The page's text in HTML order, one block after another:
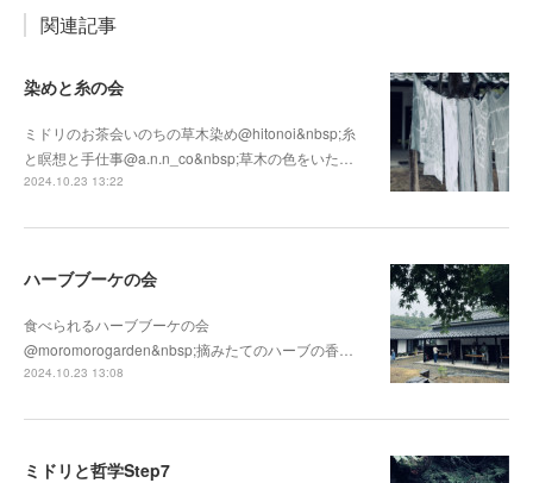
関連記事
染めと糸の会
ミドリのお茶会いのちの草木染め@hitonoi&nbsp;糸
と瞑想と手仕事@a.n.n_co&nbsp;草木の色をいた…
2024.10.23 13:22
ハーブブーケの会
食べられるハーブブーケの会
@moromorogarden&nbsp;摘みたてのハーブの香…
2024.10.23 13:08
ミドリと哲学Step7